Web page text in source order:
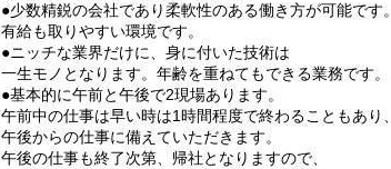
●少数精鋭の会社であり柔軟性のある働き方が可能です。
有給も取りやすい環境です。
●ニッチな業界だけに、身に付いた技術は
一生モノとなります。年齢を重ねてもできる業務です。
●基本的に午前と午後で2現場あります。
午前中の仕事は早い時は1時間程度で終わることもあり、
午後からの仕事に備えていただきます。
午後の仕事も終了次第、帰社となりますので、